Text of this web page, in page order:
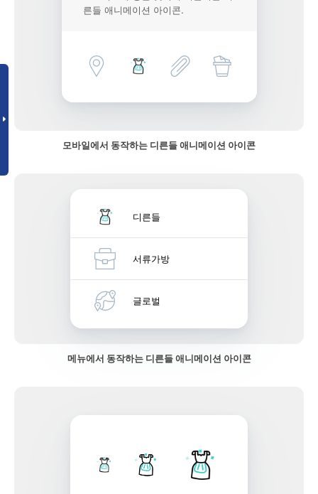
른들 애니메이션 아이콘.
모바일에서 동작하는 디른들 애니메이션 아이콘
디른들
서류가방
글로벌
메뉴에서 동작하는 디른들 애니메이션 아이콘